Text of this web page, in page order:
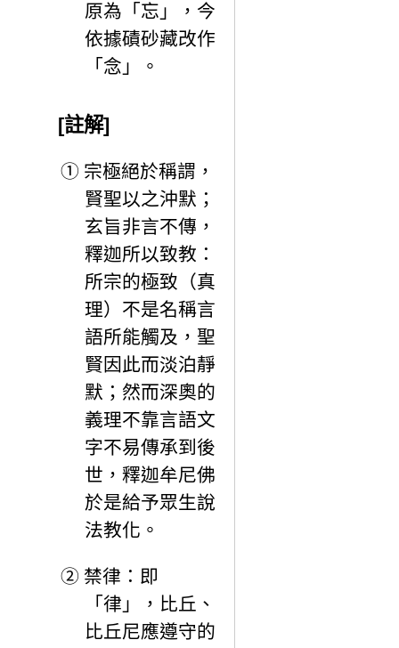
原為「忘」，今
依據磧砂藏改作
「念」。
[註解]
① 宗極絕於稱謂，
賢聖以之沖默；
玄旨非言不傳，
釋迦所以致教：
所宗的極致（真
理）不是名稱言
語所能觸及，聖
賢因此而淡泊靜
默；然而深奧的
義理不靠言語文
字不易傳承到後
世，釋迦牟尼佛
於是給予眾生說
法教化。
② 禁律：即
「律」，比丘、
比丘尼應遵守的